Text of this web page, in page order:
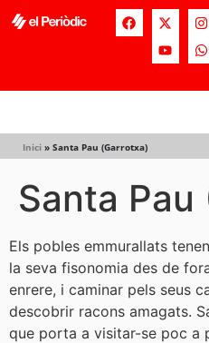
Inici » Santa Pau (Garrotxa)
Santa Pau
Els pobles emmurallats
la seva fisonomia des de
enrere, i caminar pels seus
descobrir racons amagats.
que porta a visitar-se poc a